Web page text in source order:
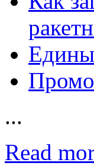
...
Read